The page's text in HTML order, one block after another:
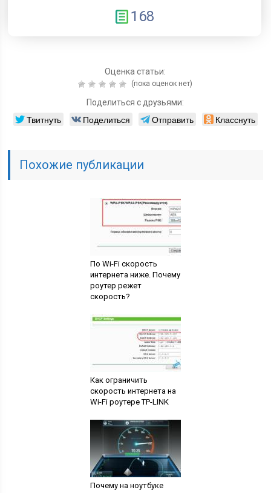
Поделиться с друзьями:
Похожие публикации
роутер режет
скорость?
Как ограничить
скорость интернета на
Wi-Fi роутере TP-LINK
Почему на ноутбуке
маленькая скорость
интернета через Wi-Fi,
из-за чего это
происходит и как
исправить